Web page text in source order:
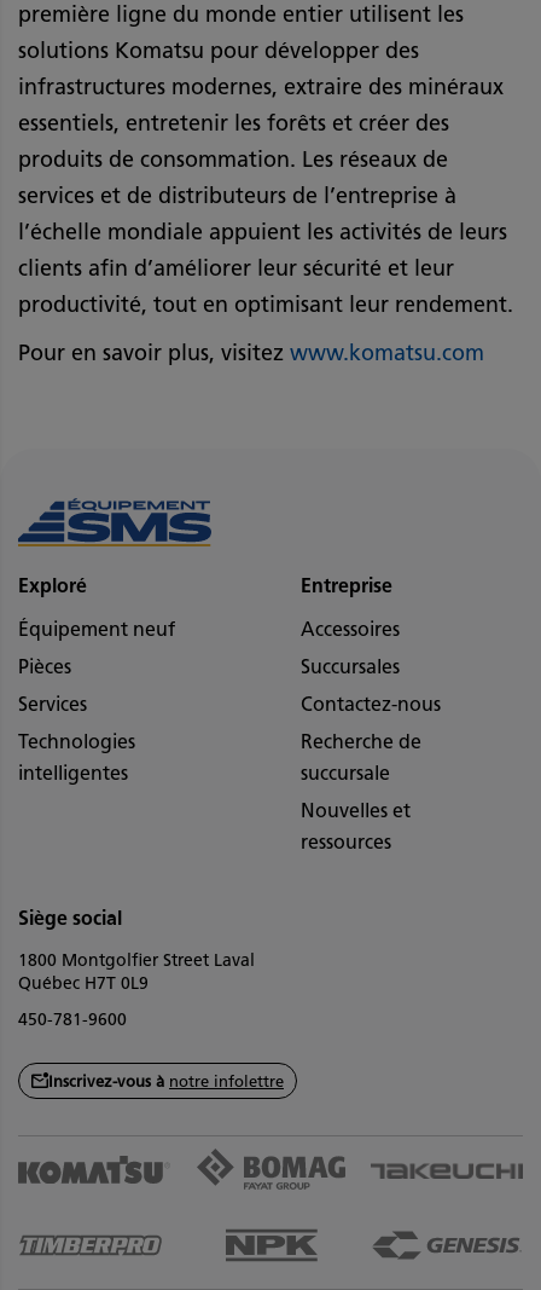
première ligne du monde entier utilisent les
solutions Komatsu pour développer des
infrastructures modernes, extraire des minéraux
essentiels, entretenir les forêts et créer des
produits de consommation. Les réseaux de
services et de distributeurs de l’entreprise à
l’échelle mondiale appuient les activités de leurs
clients afin d’améliorer leur sécurité et leur
productivité, tout en optimisant leur rendement.
Pour en savoir plus, visitez www.komatsu.com
Exploré
Équipement neuf
Pièces
Services
Technologies
intelligentes
Entreprise
Accessoires
Succursales
Contactez-nous
Recherche de
succursale
Nouvelles et
ressources
Siège social
1800 Montgolfier Street Laval
Québec H7T 0L9
450-781-9600
Inscrivez-vous à notre infolettre